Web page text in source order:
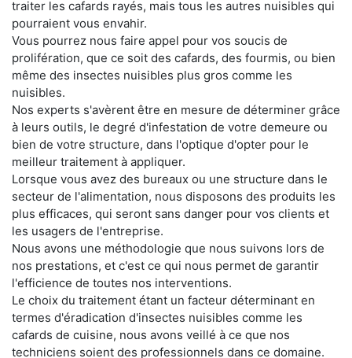
traiter les cafards rayés, mais tous les autres nuisibles qui
pourraient vous envahir.
Vous pourrez nous faire appel pour vos soucis de
prolifération, que ce soit des cafards, des fourmis, ou bien
même des insectes nuisibles plus gros comme les
nuisibles.
Nos experts s'avèrent être en mesure de déterminer grâce
à leurs outils, le degré d'infestation de votre demeure ou
bien de votre structure, dans l'optique d'opter pour le
meilleur traitement à appliquer.
Lorsque vous avez des bureaux ou une structure dans le
secteur de l'alimentation, nous disposons des produits les
plus efficaces, qui seront sans danger pour vos clients et
les usagers de l'entreprise.
Nous avons une méthodologie que nous suivons lors de
nos prestations, et c'est ce qui nous permet de garantir
l'efficience de toutes nos interventions.
Le choix du traitement étant un facteur déterminant en
termes d'éradication d'insectes nuisibles comme les
cafards de cuisine, nous avons veillé à ce que nos
techniciens soient des professionnels dans ce domaine.